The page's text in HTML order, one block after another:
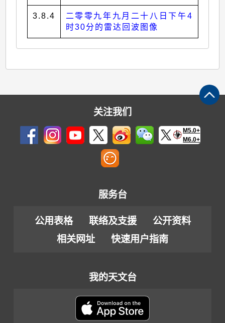
3.8.4
二零零九年九月二十八日下午4
时30分的雷达回波图像
关注我们
M5.0+
M6.0+
服务台
公用表格 联络及支援
公开资料
相关网址
快速用户指南
我的天文台